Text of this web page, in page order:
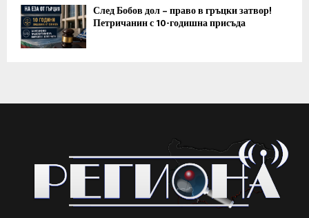
След Бобов дол – право в гръцки затвор!
Петричанин с 10-годишна присъда